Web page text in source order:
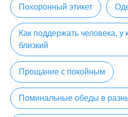
Похоронный этикет
Как поддержать человека, у
близкий
Прощание с покойным
Поминальные обеды в